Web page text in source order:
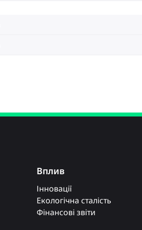
Вплив
Інновації
Екологічна сталість
Фінансові звіти